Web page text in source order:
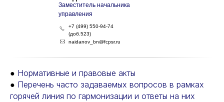
Заместитель начальника
управления
naidanov_bn@fcpsr.ru
+7 (499) 550-94-74
(доб.523)
● Нормативные и правовые акты
● Перечень часто задаваемых вопросов в рамках
горячей линия по гармонизации и ответы на них